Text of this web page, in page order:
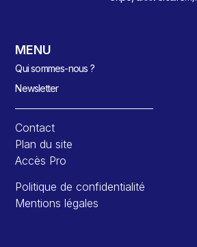
MENU
Qui sommes-nous ?
Newsletter
Contact
Plan du site
Accès Pro
Politique de confidentialité
Mentions légales